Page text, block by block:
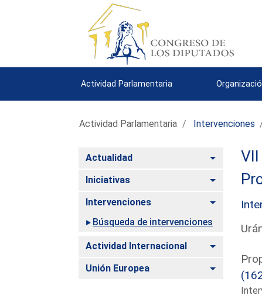
Actividad Parlamentaria
Actividad Parlamentaria Intervenciones
Actualidad Alternar
Iniciativas Alternar
Intervenciones
Alternar
Búsqueda de intervenciones
Actividad Internacional Alternar
Unión Europea Alternar